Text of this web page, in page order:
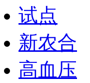
试点
新农合
高血压